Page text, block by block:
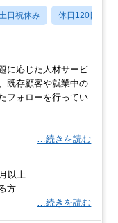
土日祝休み 休日120日以上
に応じた人材サービ
既存顧客や就業中の
フォローを行ってい
…続きを読む
以上
方
…続きを読む